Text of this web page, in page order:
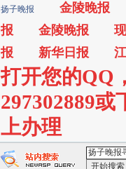
扬子晚报
金陵晚报
报
金陵晚报
报
新华日报
打开您的QQ
297302889
上办理